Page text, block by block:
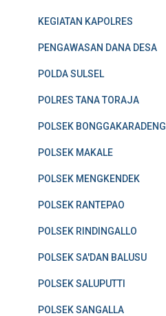
KEGIATAN KAPOLRES
PENGAWASAN DANA DESA
POLDA SULSEL
POLRES TANA TORAJA
POLSEK BONGGAKARADENG
POLSEK MAKALE
POLSEK MENGKENDEK
POLSEK RANTEPAO
POLSEK RINDINGALLO
POLSEK SA'DAN BALUSU
POLSEK SALUPUTTI
POLSEK SANGALLA